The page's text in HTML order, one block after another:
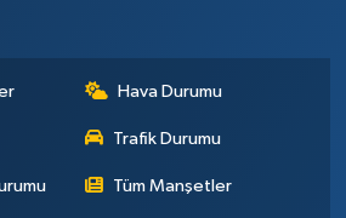
Hava Durumu
Trafik Durumu
Tüm Manşetler